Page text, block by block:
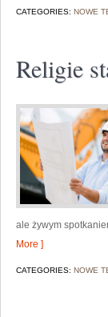
CATEGORIES: NOWE
Religie
ale żywym
More ]
CATEGORIES: NOWE